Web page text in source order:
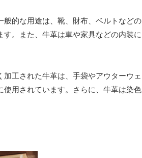
的な用途は、靴、財布、ベルトなどの
。また、牛革は車や家具などの内装に
工された牛革は、手袋やアウターウェ
用されています。さらに、牛革は染色